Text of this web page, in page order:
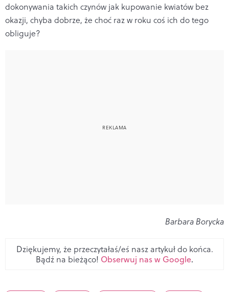
dokonywania takich czynów jak kupowanie kwiatów bez
okazji, chyba dobrze, że choć raz w roku coś ich do tego
obliguje?
Barbara Borycka
Dziękujemy, że przeczytałaś/eś nasz artykuł do końca.
Bądź na bieżąco! Obserwuj nas w Google.